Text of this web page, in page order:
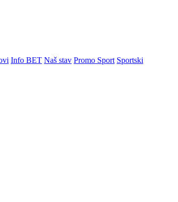
Info BET Naš stav Promo Sport Sportski